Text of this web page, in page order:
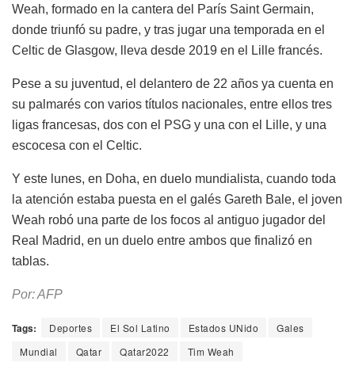
Weah, formado en la cantera del París Saint Germain,
donde triunfó su padre, y tras jugar una temporada en el
Celtic de Glasgow, lleva desde 2019 en el Lille francés.
Pese a su juventud, el delantero de 22 años ya cuenta en
su palmarés con varios títulos nacionales, entre ellos tres
ligas francesas, dos con el PSG y una con el Lille, y una
escocesa con el Celtic.
Y este lunes, en Doha, en duelo mundialista, cuando toda
la atención estaba puesta en el galés Gareth Bale, el joven
Weah robó una parte de los focos al antiguo jugador del
Real Madrid, en un duelo entre ambos que finalizó en
tablas.
Por: AFP
Tags: Deportes El Sol Latino Estados UNido
Gales
Mundial
Qatar Qatar2022 Tim Weah